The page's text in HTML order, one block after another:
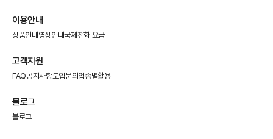
이용안내
상품안내 영상안내국제전화 요금
고객지원
FAQ공지사항도입문의 업종별활용
블로그
블로그